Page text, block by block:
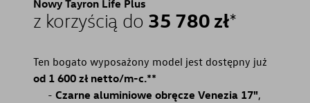
Nowy Tayron Life Plus
z korzyścią do 35 780 zł*
Ten bogato wyposażony model jest dostępny już
od 1 600 zł netto/m-c.**
Czarne aluminiowe obręcze Venezia 17",